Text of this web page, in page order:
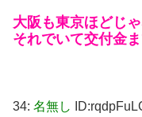
大阪も東京ほどじ
それでいて交付金
34: 名無し